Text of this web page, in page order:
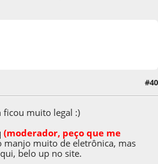
#40
ficou muito legal :)
(moderador, peço que me
manjo muito de eletrônica, mas
belo up no site.